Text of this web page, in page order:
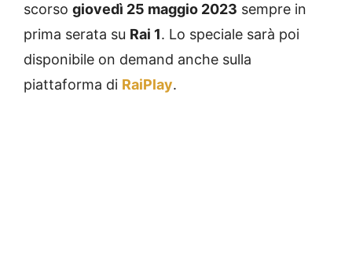
scorso giovedì 25 maggio 2023 sempre in
prima serata su Rai 1. Lo speciale sarà poi
disponibile on demand anche sulla
piattaforma di RaiPlay.